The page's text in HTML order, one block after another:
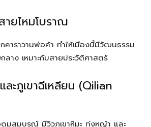
ายไหมโบราณ
กคาราวานพ่อค้า ทำให้เมืองนี้มีวัฒนธรรม
ลาง เหมาะกับสายประวัติศาสตร์
ะภูเขาฉีเหลียน (Qilian
มสมบูรณ์ มีวิวภูเขาหิมะ ทุ่งหญ้า และ